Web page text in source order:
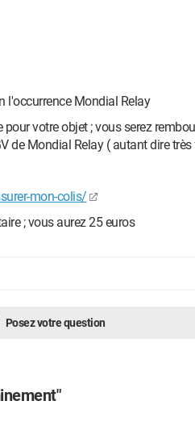
l'occurrence Mondial Relay
votre objet ; vous serez
de Mondial Relay ( autant dire
mon-colis/
; vous aurez 25 euros
Posez votre question